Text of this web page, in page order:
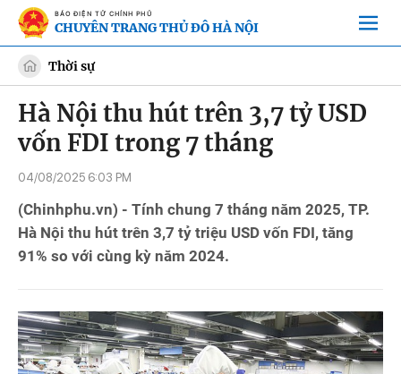
BÁO ĐIỆN TỬ CHÍNH PHỦ
CHUYÊN TRANG THỦ ĐÔ HÀ NỘI
Thời sự
Hà Nội thu hút trên 3,7 tỷ USD
vốn FDI trong 7 tháng
04/08/2025 6:03 PM
(Chinhphu.vn) - Tính chung 7 tháng năm 2025, TP.
Hà Nội thu hút trên 3,7 tỷ triệu USD vốn FDI, tăng
91% so với cùng kỳ năm 2024.